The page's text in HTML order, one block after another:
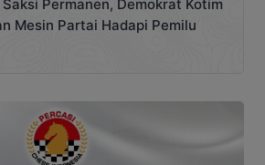
Permanen, Demokrat Kotim
Mesin Partai Hadapi Pemilu